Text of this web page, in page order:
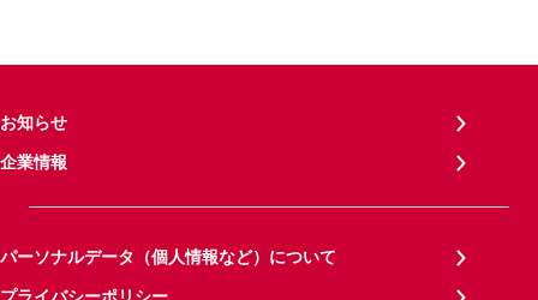
お知らせ
企業情報
パーソナルデータ（個人情報など）について